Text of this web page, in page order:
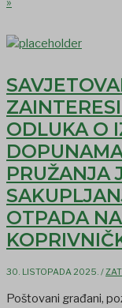
ODLUKA O
PRUŽANJA
OTPADA
30. LISTOPADA 2025. /
Poštovani građani,